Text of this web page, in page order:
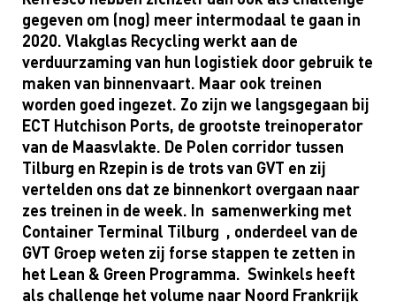
gegeven om (nog) meer intermodaal te gaan in
2020. Vlakglas Recycling werkt aan de
verduurzaming van hun logistiek door gebruik te
maken van binnenvaart. Maar ook treinen
worden goed ingezet. Zo zijn we langsgegaan bij
ECT Hutchison Ports, de grootste treinoperator
van de Maasvlakte. De Polen corridor tussen
Tilburg en Rzepin is de trots van GVT en zij
vertelden ons dat ze binnenkort overgaan naar
zes treinen in de week. In samenwerking met
Container Terminal Tilburg , onderdeel van de
GVT Groep weten zij forse stappen te zetten in
het Lean & Green Programma. Swinkels heeft
als challenge het volume naar Noord Frankrijk